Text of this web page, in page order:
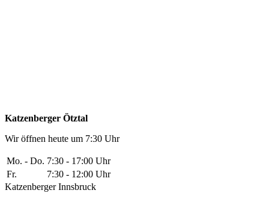
Katzenberger Ötztal
Wir öffnen heute um 7:30 Uhr
Mo. - Do. 7:30 - 17:00 Uhr
Fr.
7:30 - 12:00 Uhr
Katzenberger Innsbruck